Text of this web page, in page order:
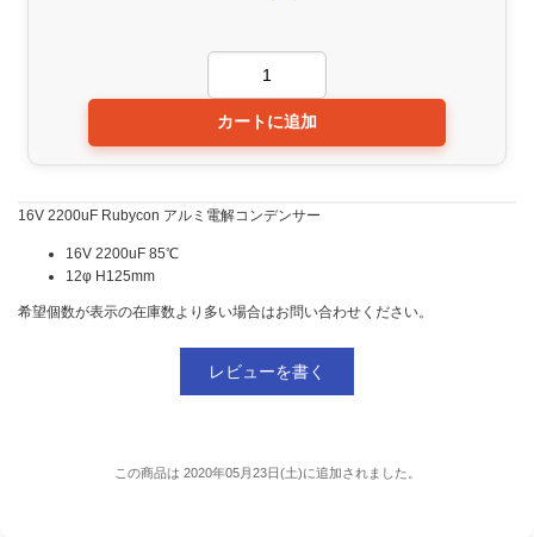
16V 2200uF Rubycon アルミ電解コンデンサー
16V 2200uF 85℃
12φ H125mm
希望個数が表示の在庫数より多い場合はお問い合わせください。
レビューを書く
この商品は 2020年05月23日(土)に追加されました。